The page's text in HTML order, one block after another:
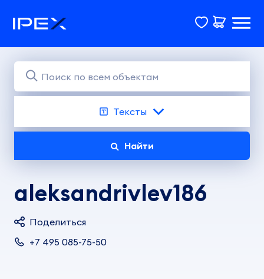
Тексты
Найти
aleksandrivlev186
Поделиться
+7 495 085-75-50